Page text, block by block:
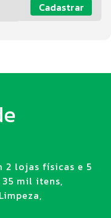
Cadastrar
2 lojas físicas e 5
mil itens,